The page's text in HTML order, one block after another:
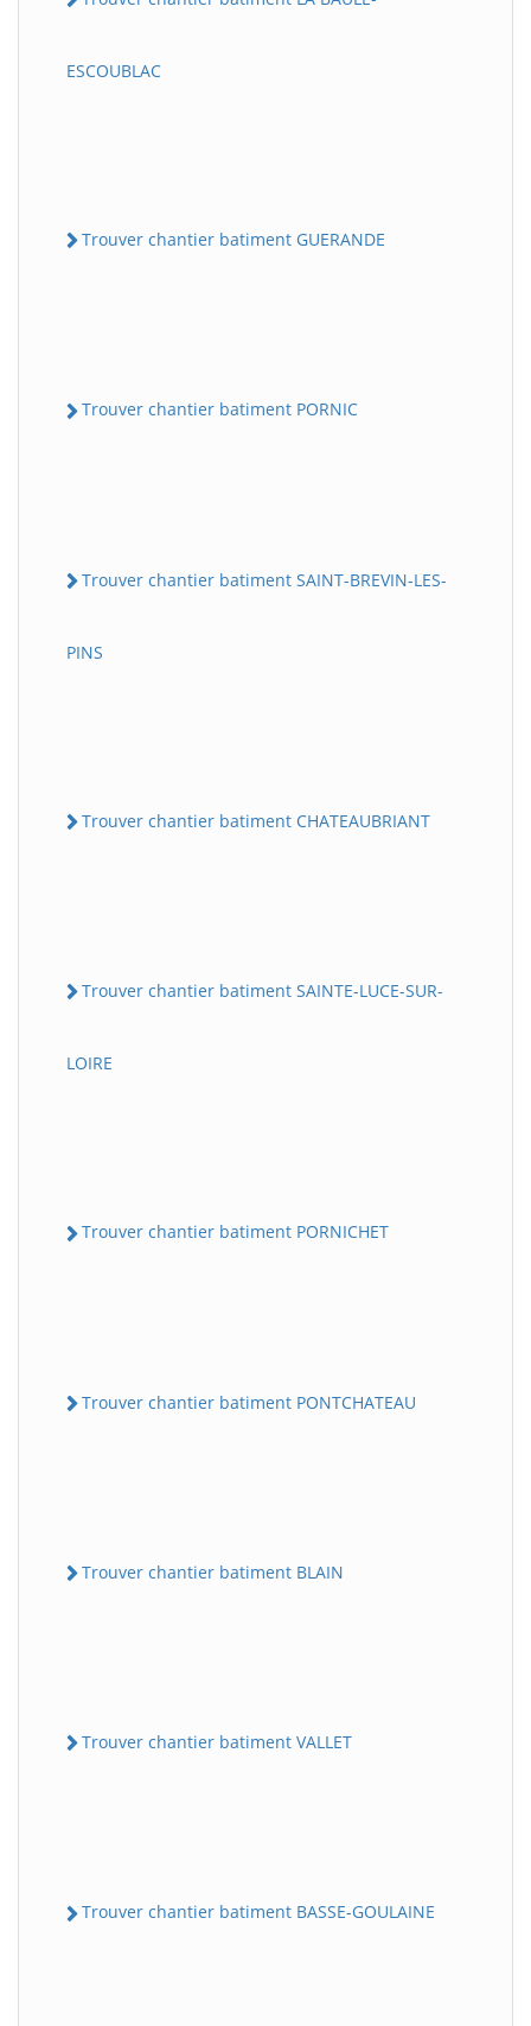
ESCOUBLAC
Trouver chantier batiment GUERANDE
Trouver chantier batiment PORNIC
Trouver chantier batiment SAINT-BREVIN-LES-
PINS
Trouver chantier batiment CHATEAUBRIANT
Trouver chantier batiment SAINTE-LUCE-SUR-
LOIRE
Trouver chantier batiment PORNICHET
Trouver chantier batiment PONTCHATEAU
Trouver chantier batiment BLAIN
Trouver chantier batiment VALLET
Trouver chantier batiment BASSE-GOULAINE